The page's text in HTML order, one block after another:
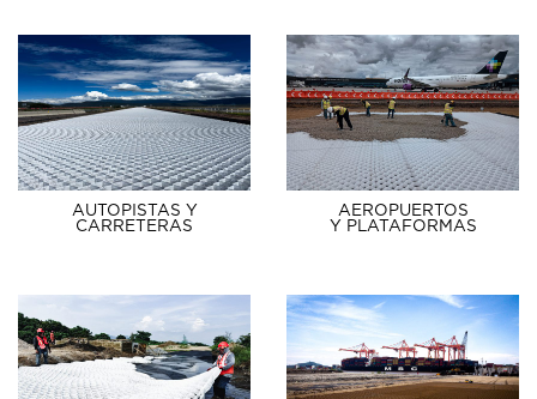
AUTOPISTAS Y
CARRETERAS
AEROPUERTOS
Y PLATAFORMAS